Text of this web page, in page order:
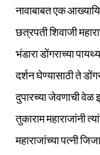
नावाबाबत एक
छत्रपती शिवाजी
भंडारा डोंगराच्या
दर्शन घेण्यासाठी ते
दुपारच्या जेवणाची वेळ
तुकाराम महाराजांनी
महाराजांच्या पत्नी